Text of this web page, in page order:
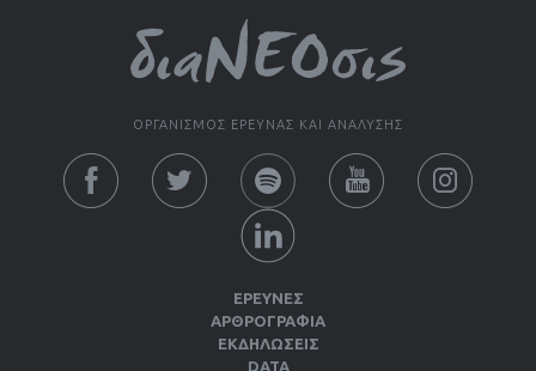
ΟΡΓΑΝΙΣΜΟΣ ΕΡΕΥΝΑΣ ΚΑΙ ΑΝΑΛΥΣΗΣ
ΕΡΕΥΝΕΣ
ΑΡΘΡΟΓΡΑΦΙΑ
ΕΚΔΗΛΏΣΕΙΣ
DATA